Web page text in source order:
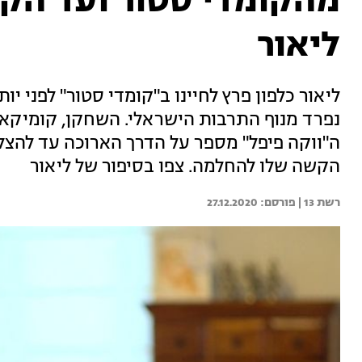
ליאור
ליאור כלפון פרץ לחיינו ב"קומדי סטור"
נפרד מנוף התרבות הישראלי. השחקן,
ה"ווקה פיפל" מספר על הדרך הארוכה עד
הקשה שלו להחלמה. צפו בסיפור של ליאור
רשת 13 | 27.12.2020